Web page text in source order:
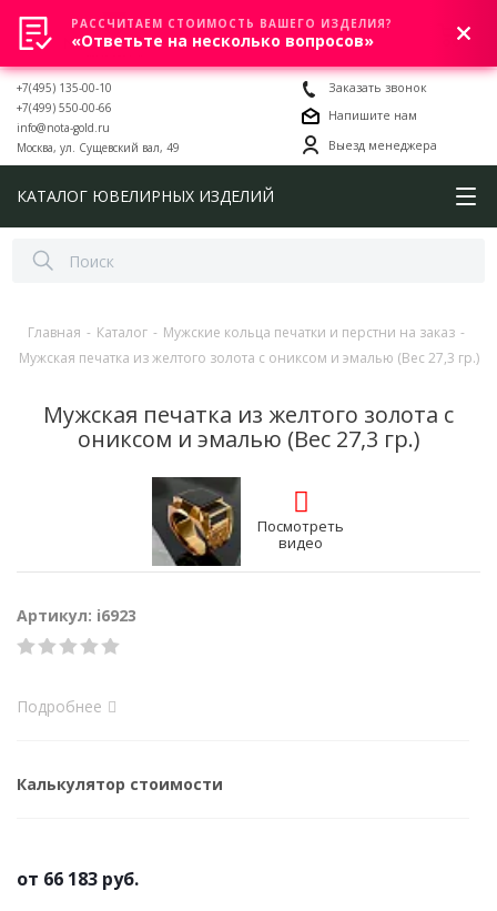
0
+7(495) 135-00-10
+7(499) 550-00-66
info@nota-gold.ru
Москва, ул. Сущевский вал, 49
Заказать звонок
Напишите нам
Выезд менеджера
КАТАЛОГ ЮВЕЛИРНЫХ ИЗДЕЛИЙ
Главная - Каталог - Мужские кольца печатки и перстни на заказ -
Мужская печатка из желтого золота с ониксом и эмалью (Вес 27,3 гр.)
Мужская печатка из желтого золота с
ониксом и эмалью (Вес 27,3 гр.)
Посмотреть
видео
Артикул: i6923
Подробнее
Калькулятор стоимости
от 66 183 руб.
РАССЧИТАЕМ СТОИМОСТЬ ВАШЕГО ИЗДЕЛИЯ?
«Ответьте на несколько вопросов»